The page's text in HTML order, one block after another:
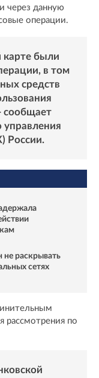
через данную
операции.
карте были
в том
средств
сообщает
управления
России.
не раскрывать
сетях
рассмотрения по